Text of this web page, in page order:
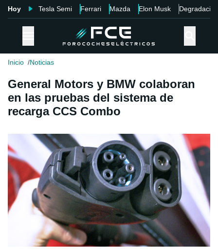
Hoy Tesla Semi Ferrari Mazda Elon Musk Degradación
Inicio Noticias
General Motors y BMW colaboran
en las pruebas del sistema de
recarga CCS Combo